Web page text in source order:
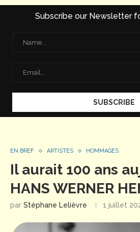
Subscribe our Newsletter
EN BREF ARTISTES HOMMAGES
Il aurait 100 ans
HANS WERNER
par Stéphane Lelièvre 1 juillet